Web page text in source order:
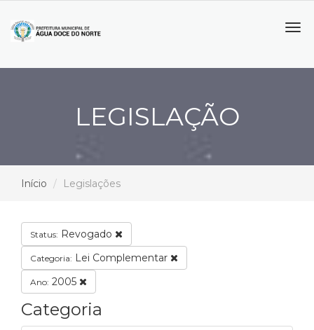
LEGISLAÇÃO
Início Legislações
Status: Revogado
Categoria: Lei Complementar
Ano: 2005
Categoria